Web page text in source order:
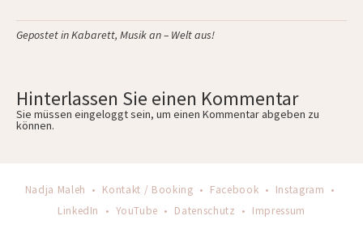
Gepostet inKabarett, Musik an – Welt aus!
Hinterlassen Sie einen Kommentar
Sie müssen eingeloggtsein, um einen Kommentar abgeben zu
können.
Nadja Maleh • Kontakt / Booking • Facebook • Instagram •
LinkedIn
• YouTube • Datenschutz • Impressum